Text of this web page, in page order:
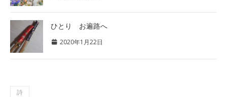
ひとり お遍路へ
2020年1月22日
詩